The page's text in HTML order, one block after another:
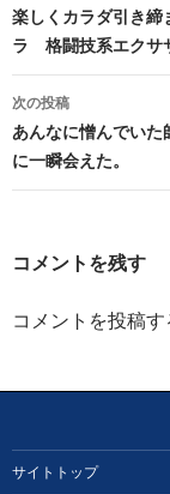
稿
ナ
ビ
ゲ
ー
ョ
ン
楽しくカラダ引き
ラ 格闘技系エクサ
次の投稿
あんなに憎んでい
に一瞬会えた。
コメントを残す
コメントを投稿す
サイトトップ